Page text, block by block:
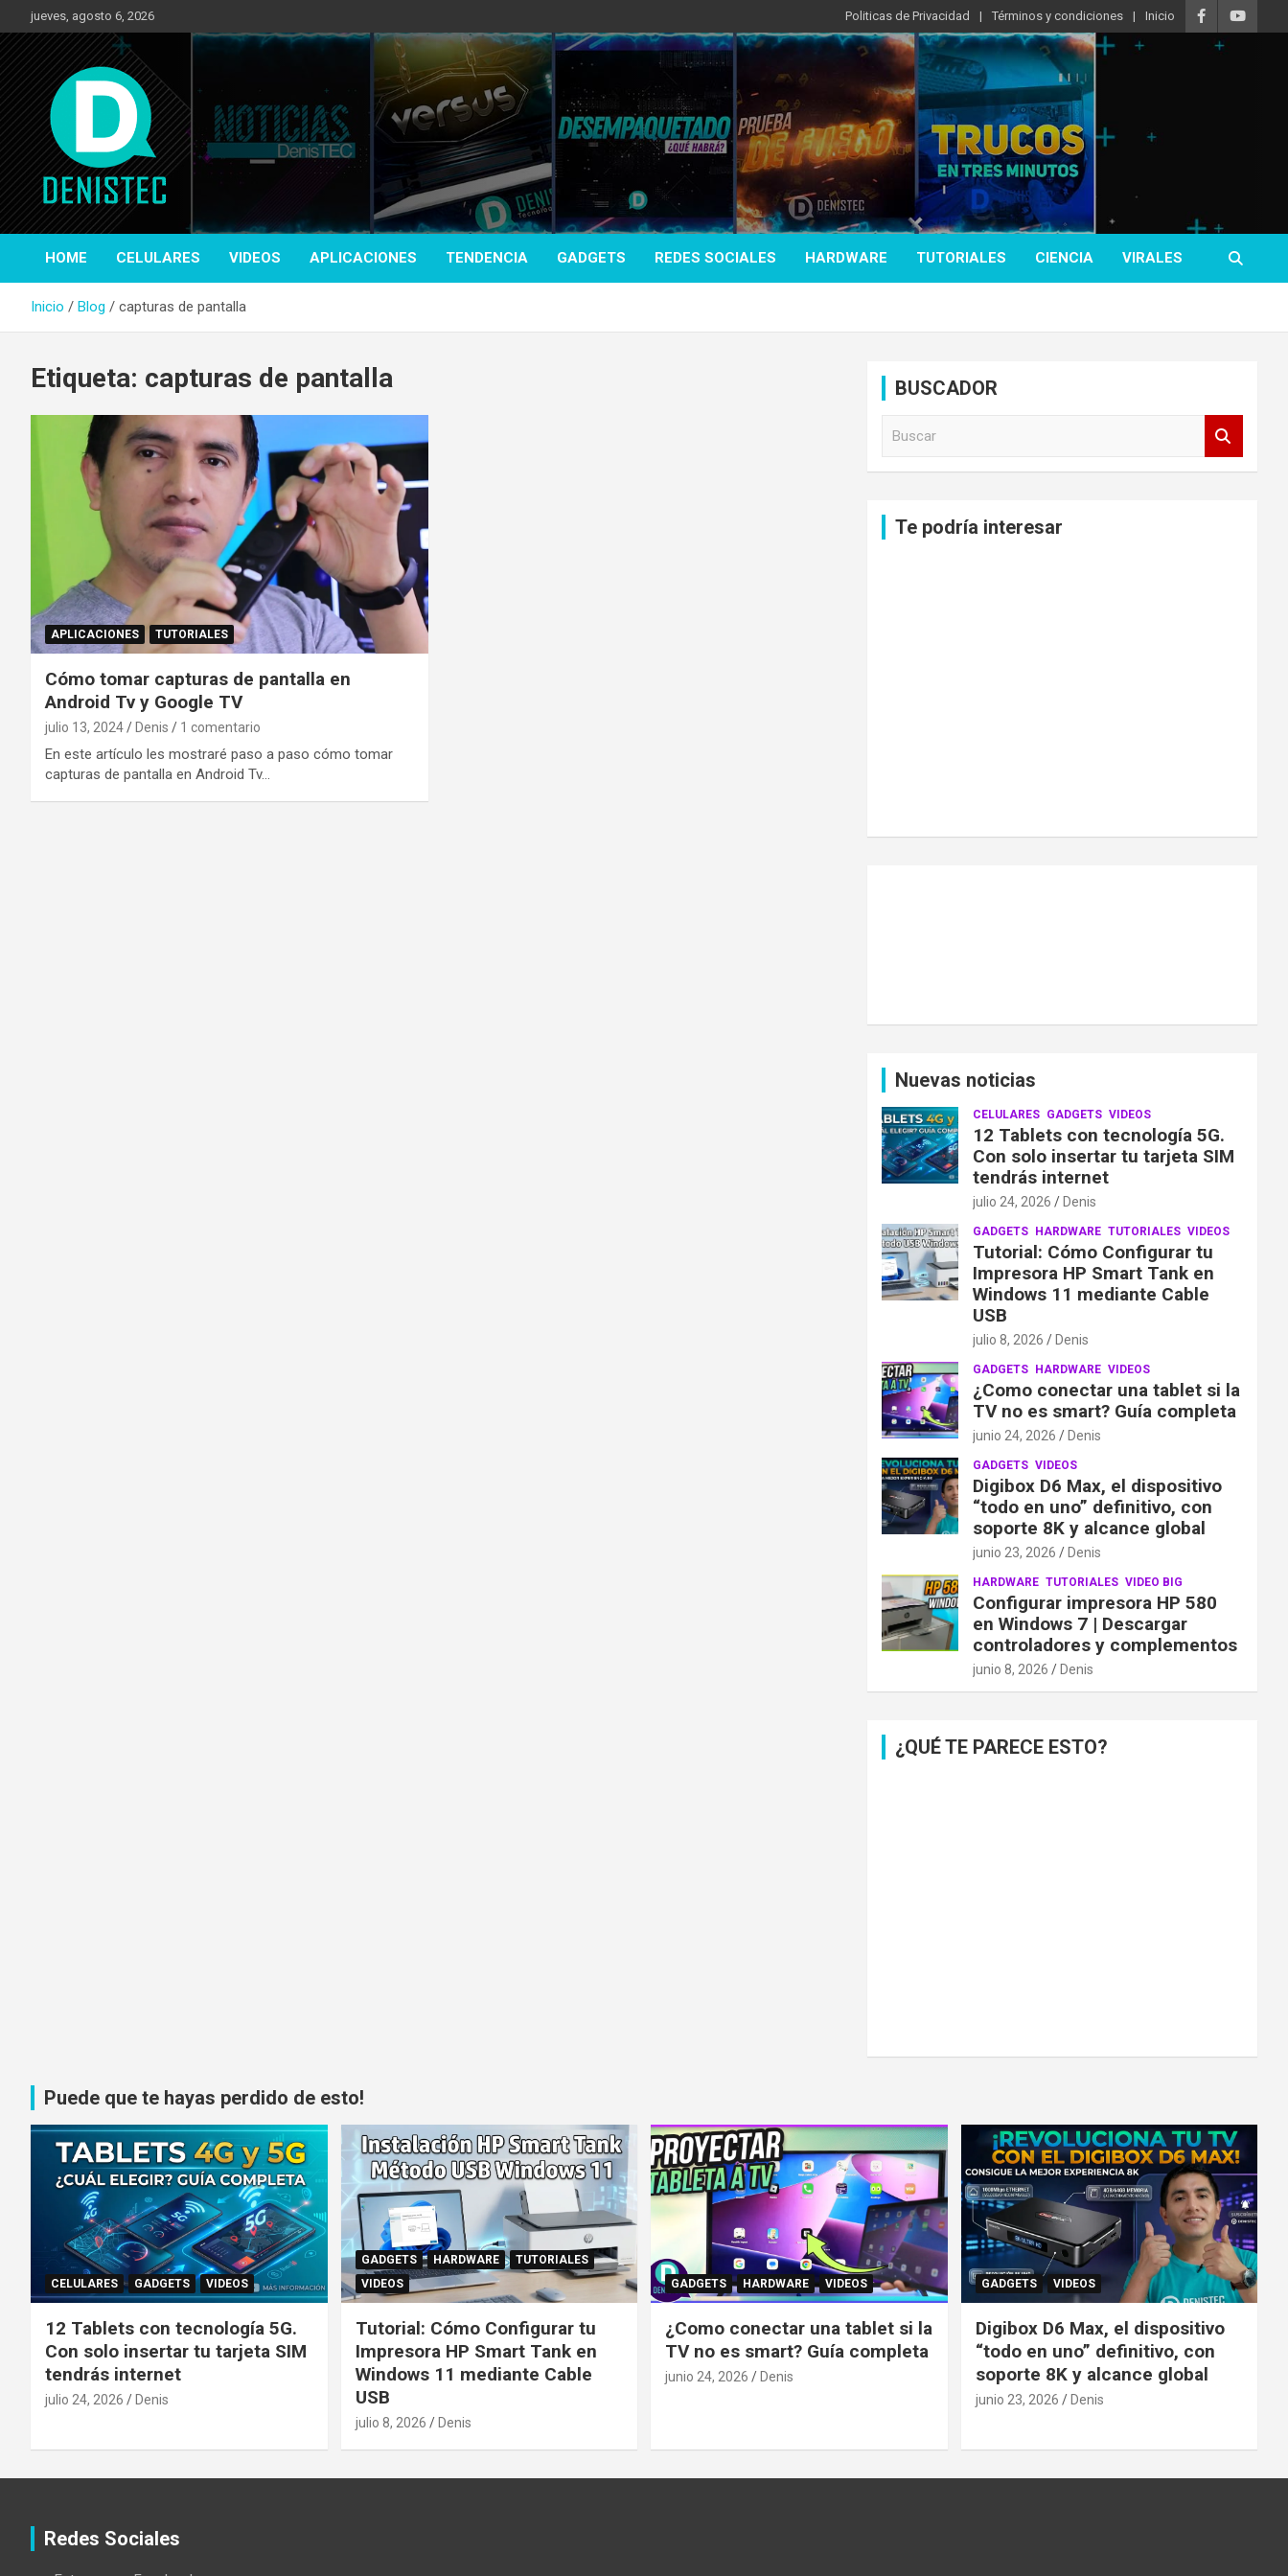
Saltar
al
contenido
jueves, agosto 6, 2026 Politicas de Privacidad Términos y condiciones Inicio
DenisTec
Tecnología y más!
HOME CELULARES VIDEOS APLICACIONES TENDENCIA GADGETS REDES SOCIALES HARDWARE TUTORIALES CIENCIA VIRALES
Inicio Blog capturas de pantalla
Etiqueta: capturas de pantalla
APLICACIONES TUTORIALES
Cómo tomar capturas de pantalla en
Android Tv y Google TV
julio 13, 2024 Denis 1 comentario
En este artículo les mostraré paso a paso cómo tomar
capturas de pantalla en Android Tv…
BUSCADOR
Te podría interesar
Nuevas noticias
CELULARES GADGETS VIDEOS
12 Tablets con tecnología 5G.
Con solo insertar tu tarjeta SIM
tendrás internet
julio 24, 2026 Denis
GADGETS HARDWARE TUTORIALES VIDEOS
Tutorial: Cómo Configurar tu
Impresora HP Smart Tank en
Windows 11 mediante Cable
USB
julio 8, 2026 Denis
GADGETS HARDWARE VIDEOS
¿Como conectar una tablet si la
TV no es smart? Guía completa
junio 24, 2026 Denis
GADGETS VIDEOS
Digibox D6 Max, el dispositivo
“todo en uno” definitivo, con
soporte 8K y alcance global
junio 23, 2026 Denis
HARDWARE TUTORIALES VIDEO BIG
Configurar impresora HP 580
en Windows 7 | Descargar
controladores y complementos
junio 8, 2026 Denis
¿QUÉ TE PARECE ESTO?
Puede que te hayas perdido de esto!
CELULARES GADGETS VIDEOS
12 Tablets con tecnología 5G.
Con solo insertar tu tarjeta SIM
tendrás internet
julio 24, 2026 Denis
GADGETS HARDWARE
TUTORIALES
VIDEOS
Tutorial: Cómo Configurar tu
Impresora HP Smart Tank en
Windows 11 mediante Cable
USB
julio 8, 2026 Denis
GADGETS HARDWARE VIDEOS
¿Como conectar una tablet si la
TV no es smart? Guía completa
junio 24, 2026 Denis
GADGETS VIDEOS
Digibox D6 Max, el dispositivo
“todo en uno” definitivo, con
soporte 8K y alcance global
junio 23, 2026 Denis
Redes Sociales